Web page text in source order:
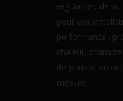
régulation, de
pour vos
performance :
chaleur,
de pousse ou
mesure.